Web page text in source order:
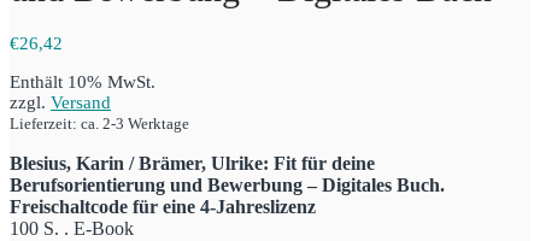
€26,42
Enthält 10% MwSt.
zzgl. Versand
Lieferzeit: ca. 2-3 Werktage
Blesius, Karin / Brämer, Ulrike: Fit für deine
Berufsorientierung und Bewerbung – Digitales Buch.
Freischaltcode für eine 4-Jahreslizenz
100 S. . E-Book